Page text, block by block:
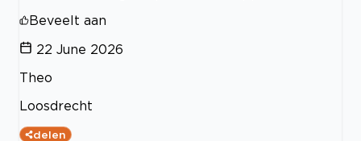
Beveelt aan
22 June 2026
Theo
Loosdrecht
delen